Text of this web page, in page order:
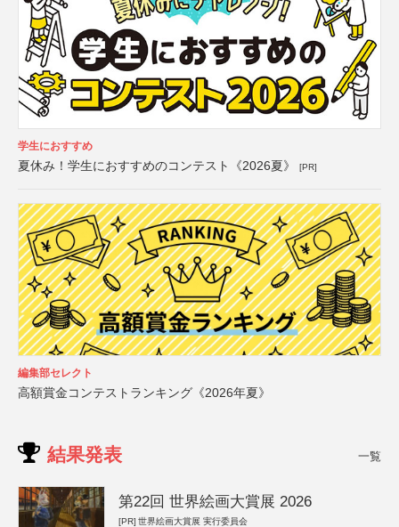
学生におすすめ
夏休み！学生におすすめのコンテスト《2026夏》 [PR]
編集部セレクト
高額賞金コンテストランキング《2026年夏》
結果発表 一覧
第22回 世界絵画大賞展 2026
[PR] 世界絵画大賞展 実行委員会